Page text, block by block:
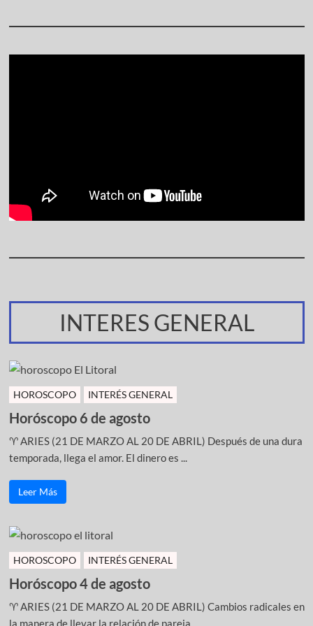
INTERES GENERAL
HOROSCOPO INTERÉS GENERAL
Horóscopo 6 de agosto
♈ ARIES (21 DE MARZO AL 20 DE ABRIL) Después de una dura
temporada, llega el amor. El dinero es ...
Leer Más
HOROSCOPO INTERÉS GENERAL
Horóscopo 4 de agosto
♈ ARIES (21 DE MARZO AL 20 DE ABRIL) Cambios radicales en
la manera de llevar la relación de pareja ...